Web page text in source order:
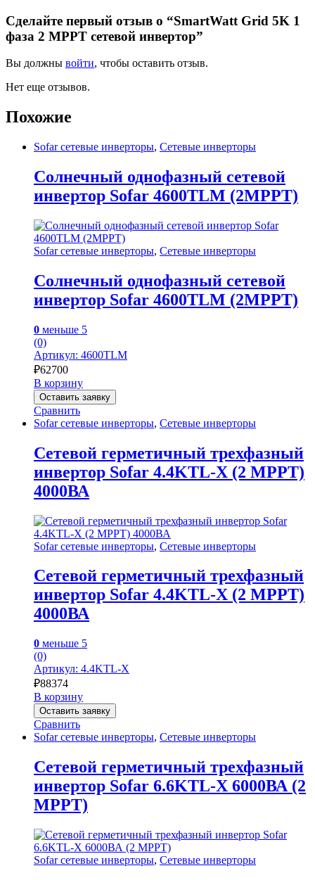
Сделайте первый отзыв о “SmartWatt Grid 5K 1
фаза 2 MPPT сетевой инвертор”
Вы должны войти, чтобы оставить отзыв.
Нет еще отзывов.
Похожие
Sofar сетевые инверторы, Сетевые инверторы
Солнечный однофазный сетевой
инвертор Sofar 4600TLM (2MPPT)
Sofar сетевые инверторы, Сетевые инверторы
Солнечный однофазный сетевой
инвертор Sofar 4600TLM (2MPPT)
0 меньше 5
(0)
Артикул: 4600TLM
₽62700
В корзину
Оставить заявку
Сравнить
Sofar сетевые инверторы, Сетевые инверторы
Сетевой герметичный трехфазный
инвертор Sofar 4.4KTL-X (2 MPPT)
4000ВА
Sofar сетевые инверторы, Сетевые инверторы
Сетевой герметичный трехфазный
инвертор Sofar 4.4KTL-X (2 MPPT)
4000ВА
0 меньше 5
(0)
Артикул: 4.4KTL-X
₽88374
В корзину
Оставить заявку
Сравнить
Sofar сетевые инверторы, Сетевые инверторы
Сетевой герметичный трехфазный
инвертор Sofar 6.6KTL-X 6000ВА (2
MPPT)
Sofar сетевые инверторы, Сетевые инверторы